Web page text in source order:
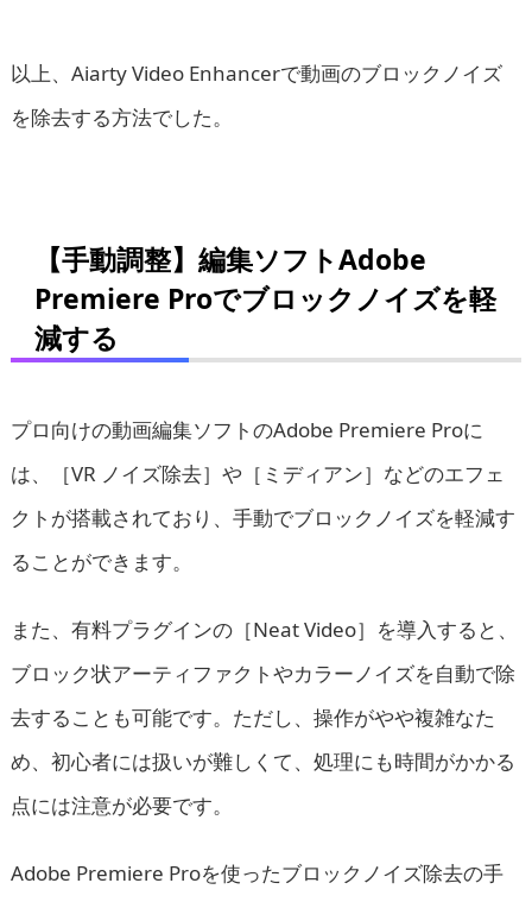
以上、Aiarty Video Enhancerで動画のブロックノイズ
を除去する方法でした。
【手動調整】編集ソフトAdobe
Premiere Proでブロックノイズを軽
減する
プロ向けの動画編集ソフトのAdobe Premiere Proに
は、［VR ノイズ除去］や［ミディアン］などのエフェ
クトが搭載されており、手動でブロックノイズを軽減す
ることができます。
また、有料プラグインの［Neat Video］を導入すると、
ブロック状アーティファクトやカラーノイズを自動で除
去することも可能です。ただし、操作がやや複雑なた
め、初心者には扱いが難しくて、処理にも時間がかかる
点には注意が必要です。
Adobe Premiere Proを使ったブロックノイズ除去の手